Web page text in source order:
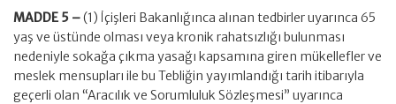
MADDE 5 –(1) İçişleri Bakanlığınca alınan tedbirler uyarınca 65
yaş ve üstünde olması veya kronik rahatsızlığı bulunması
nedeniyle sokağa çıkma yasağı kapsamına giren mükellefler ve
meslek mensupları ile bu Tebliğin yayımlandığı tarih itibarıyla
geçerli olan “Aracılık ve Sorumluluk Sözleşmesi” uyarınca